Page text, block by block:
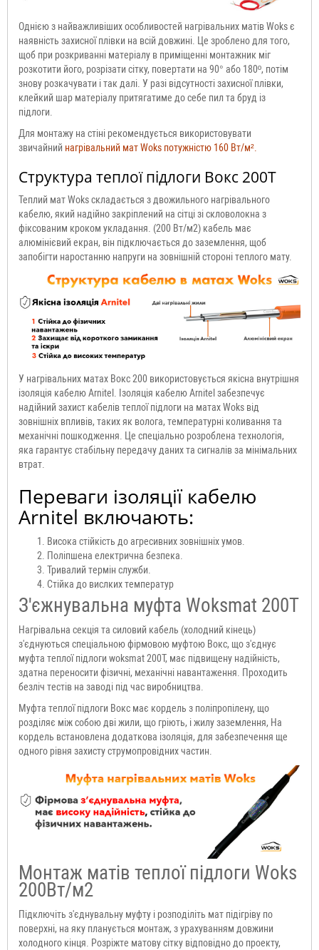
Однією з найважливіших особливостей нагрівальних матів Woks є
наявність захисної плівки на всій довжині. Це зроблено для того,
щоб при розкриванні матеріалу в приміщенні монтажник міг
розкотити його, розрізати сітку, повертати на 90° або 180º, потім
знову розкачувати і так далі. У разі відсутності захисної плівки,
клейкий шар матеріалу притягатиме до себе пил та бруд із
підлоги.
Для монтажу на стіні рекомендується використовувати
звичайний нагрівальний мат Woks потужністю 160 Вт/м².
Структура теплої підлоги Вокс 200T
Теплий мат Woks складається з двожильного нагрівального
кабелю, який надійно закріплений на сітці зі скловолокна з
фіксованим кроком укладання. (200 Вт/м2) кабель має
алюмінієвий екран, він підключається до заземлення, щоб
запобігти наростанню напруги на зовнішній стороні теплого мату.
У нагрівальних матах Вокс 200 використовується якісна внутрішня
ізоляція кабелю Arnitel. Ізоляція кабелю Arnitel забезпечує
надійний захист кабелів теплої підлоги на матах Woks від
зовнішніх впливів, таких як волога, температурні коливання та
механічні пошкодження. Це спеціально розроблена технологія,
яка гарантує стабільну передачу даних та сигналів за мінімальних
втрат.
Переваги ізоляції кабелю
Arnitel включають:
Висока стійкість до агресивних зовнішніх умов.
Поліпшена електрична безпека.
Тривалий термін служби.
Стійка до вислких температур
З'єжнувальна муфта Woksmat 200T
Нагрівальна секція та силовий кабель (холодний кінець)
з'єднуються спеціальною фірмовою муфтою Вокс, що з'єднує
муфта теплої підлоги woksmat 200T, має підвищену надійність,
здатна переносити фізичні, механічні навантаження. Проходить
безліч тестів на заводі під час виробництва.
Муфта теплої підлоги Вокс має кордель з поліпропілену, що
розділяє між собою дві жили, що гріють, і жилу заземлення, На
кордель встановлена додаткова ізоляція, для забезпечення ще
одного рівня захисту струмопровідних частин.
Монтаж матів теплої підлоги Woks
200Вт/м2
Підключіть з'єднувальну муфту і розподіліть мат підігріву по
поверхні, на яку планується монтаж, з урахуванням довжини
холодного кінця. Розріжте матову сітку відповідно до проекту,